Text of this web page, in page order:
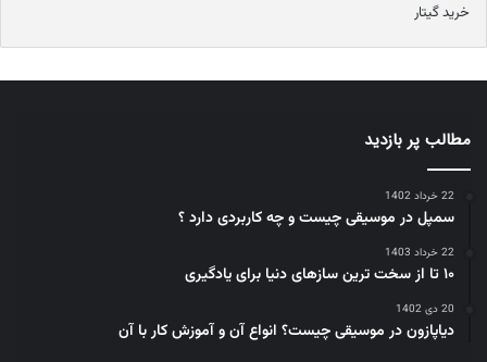
خرید گیتار
مطالب پر بازدید
22 خرداد 1402
سمپل در موسیقی چیست و چه کاربردی دارد ؟
22 خرداد 1403
۱۰ تا از سخت ترین سازهای دنیا برای یادگیری
20 دی 1402
دیاپازون در موسیقی چیست؟ انواع آن و آموزش کار با آن